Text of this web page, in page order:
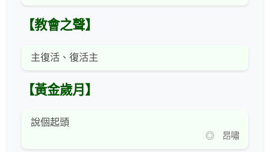
【教會之聲】
主復活、復活主
【黃金歲月】
說個起頭
◎ 昂嘯